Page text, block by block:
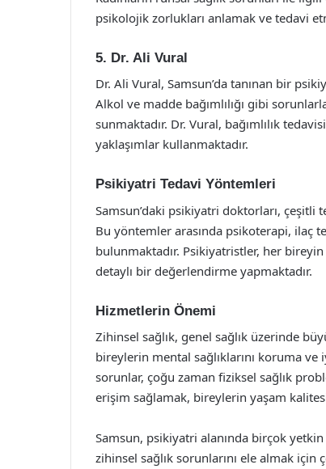
psikolojik zorlukları anlamak ve tedavi
5. Dr. Ali Vural
Dr. Ali Vural, Samsun’da tanınan bir
Alkol ve madde bağımlılığı gibi
sunmaktadır. Dr. Vural, bağımlılık
yaklaşımlar kullanmaktadır.
Psikiyatri Tedavi Yöntemleri
Samsun’daki psikiyatri doktorları, çeşitli
Bu yöntemler arasında psikoterapi, ilaç
bulunmaktadır. Psikiyatristler, her
detaylı bir değerlendirme yapmaktadır.
Hizmetlerin Önemi
Zihinsel sağlık, genel sağlık üzerinde
bireylerin mental sağlıklarını koruma
sorunlar, çoğu zaman fiziksel sağlık
erişim sağlamak, bireylerin yaşam
Samsun, psikiyatri alanında birçok
zihinsel sağlık sorunlarını ele almak